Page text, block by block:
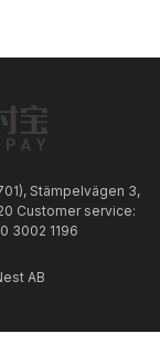
Stämpelvägen 3,
Customer service:
3002 1196
AB